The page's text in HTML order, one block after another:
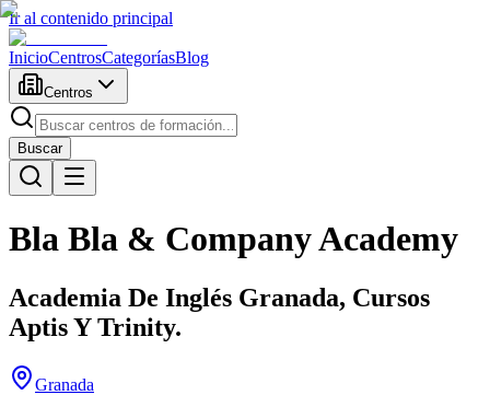
Ir al contenido principal
InicioCentrosCategoríasBlog
Centros
Buscar
Bla Bla & Company Academy
Academia De Inglés Granada, Cursos
Aptis Y Trinity.
Granada